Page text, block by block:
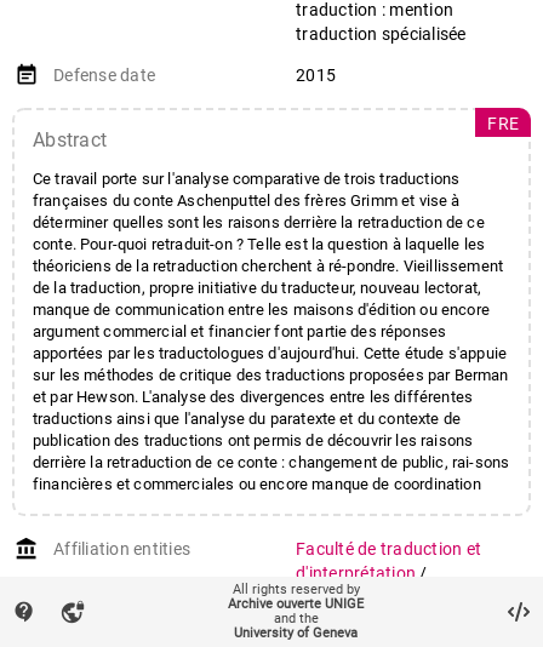
traduction : mention
traduction spécialisée
event_note Defense date 2015
Abstract
Ce travail porte sur l'analyse comparative de trois traductions
françaises du conte Aschenputtel des frères Grimm et vise à
déterminer quelles sont les raisons derrière la retraduction de ce
conte. Pour-quoi retraduit-on ? Telle est la question à laquelle les
théoriciens de la retraduction cherchent à ré-pondre. Vieillissement
de la traduction, propre initiative du traducteur, nouveau lectorat,
manque de communication entre les maisons d'édition ou encore
argument commercial et financier font partie des réponses
apportées par les traductologues d'aujourd'hui. Cette étude s'appuie
sur les méthodes de critique des traductions proposées par Berman
et par Hewson. L'analyse des divergences entre les différentes
traductions ainsi que l'analyse du paratexte et du contexte de
publication des traductions ont permis de découvrir les raisons
derrière la retraduction de ce conte : changement de public, rai-sons
financières et commerciales ou encore manque de coordination
FRE
account_balance Affiliation entities
Faculté de traduction et
d'interprétation /
Département de traduction
SEMPERE, Marion.
contact_support vpn_lock
All rights reserved by
Archive ouverte UNIGE
and the
University of Geneva